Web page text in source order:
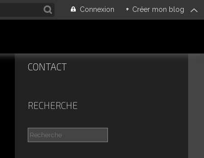
Connexion + Créer mon blog
CONTACT
RECHERCHE